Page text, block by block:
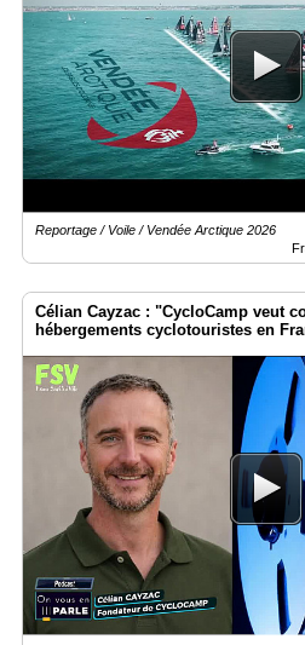
Reportage / Voile / Vendée Arctique 2026
Célian Cayzac : "CycloCamp veut
hébergements cyclotouristes en